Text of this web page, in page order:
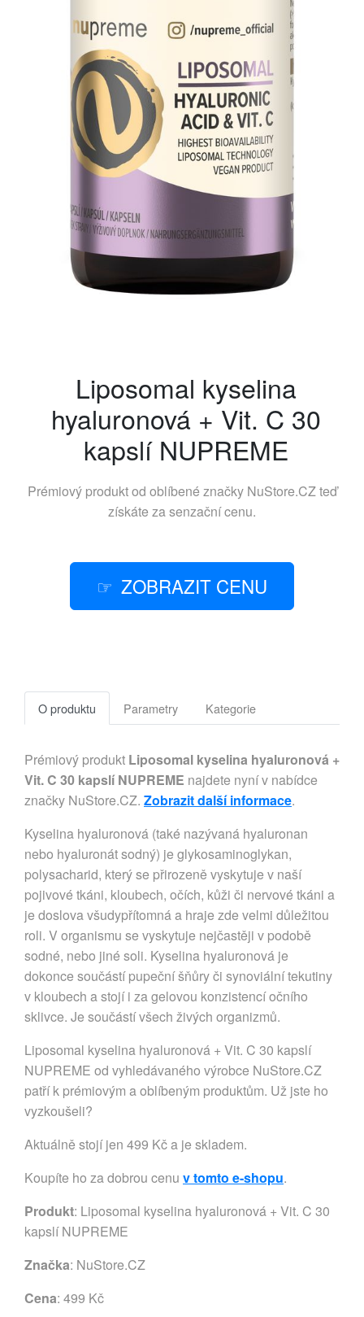
Liposomal kyselina
hyaluronová + Vit. C 30
kapslí NUPREME
Prémiový produkt od oblíbené značky NuStore.CZteď
získáte za senzační cenu.
ZOBRAZIT CENU
O produktu Parametry Kategorie
Prémiový produkt Liposomal kyselina hyaluronová +
Vit. C 30 kapslí NUPREME najdete nyní v nabídce
značky NuStore.CZ. Zobrazit další informace.
Kyselina hyaluronová (také nazývaná hyaluronan
nebo hyaluronát sodný) je glykosaminoglykan,
polysacharid, který se přirozeně vyskytuje v naší
pojivové tkáni, kloubech, očích, kůži či nervové tkáni a
je doslova všudypřítomná a hraje zde velmi důležitou
roli. V organismu se vyskytuje nejčastěji v podobě
sodné, nebo jiné soli. Kyselina hyaluronová je
dokonce součástí pupeční šňůry či synoviální tekutiny
v kloubech a stojí i za gelovou konzistencí očního
sklivce. Je součástí všech živých organizmů.
Liposomal kyselina hyaluronová + Vit. C 30 kapslí
NUPREME od vyhledávaného výrobce NuStore.CZ
patří k prémiovým a oblíbeným produktům. Už jste ho
vyzkoušeli?
Aktuálně stojí jen 499 Kč a je skladem.
Koupíte ho za dobrou cenu v tomto e-shopu.
Produkt: Liposomal kyselina hyaluronová + Vit. C 30
kapslí NUPREME
Značka: NuStore.CZ
Cena: 499 Kč